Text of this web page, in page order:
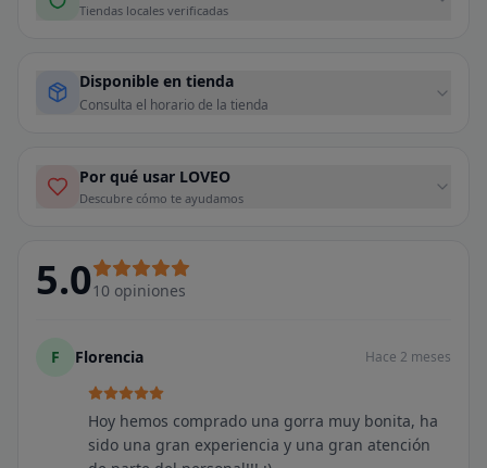
Tiendas locales verificadas
Disponible en tienda
Consulta el horario de la tienda
Por qué usar LOVEO
Descubre cómo te ayudamos
5.010 opiniones
F Florencia Hace 2 meses
Hoy hemos comprado una gorra muy bonita, ha
sido una gran experiencia y una gran atención